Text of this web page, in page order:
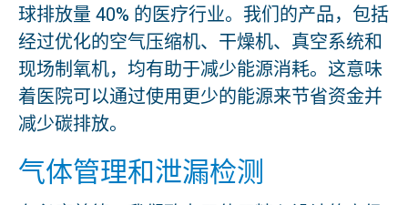
球排放量 40% 的医疗行业。我们的产品，包括
经过优化的空气压缩机、干燥机、真空系统和
现场制氧机，均有助于减少能源消耗。这意味
着医院可以通过使用更少的能源来节省资金并
减少碳排放。
气体管理和泄漏检测